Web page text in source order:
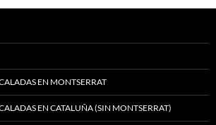
EN MONTSERRAT
EN CATALUÑA (SIN MONTSERRAT)